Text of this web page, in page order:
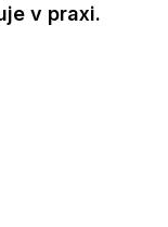
v praxi.